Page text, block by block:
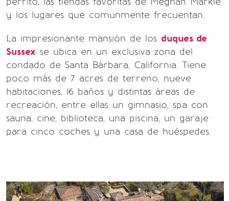
y los lugares que comunmente frecuentan.
La impresionante mansión de los duques de
Sussex se ubica en un exclusiva zona del
condado de Santa Bárbara, California. Tiene
poco más de 7 acres de terreno, nueve
habitaciones, 16 baños y distintas áreas de
recreación, entre ellas un gimnasio, spa con
sauna, cine, biblioteca, una piscina, un garaje
para cinco coches y una casa de huéspedes.